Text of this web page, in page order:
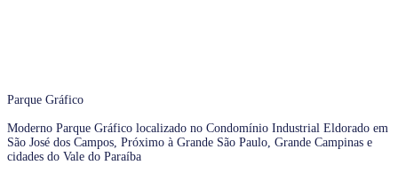
Parque Gráfico
Moderno Parque Gráfico localizado no Condomínio Industrial Eldorado em
São José dos Campos, Próximo à Grande São Paulo, Grande Campinas e
cidades do Vale do Paraíba